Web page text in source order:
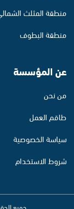
منطقة المثلث
منطقة البطوف
عن المؤسسة
من نحن
طاقم العمل
سياسة الخصوصية
شروط الاستخدام